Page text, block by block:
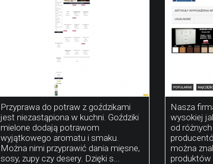
Przyprawa do potraw z goździkami
jest niezastąpiona w kuchni. Goździki
mielone dodają potrawom
wyjątkowego aromatu i smaku.
Można nimi przyprawić dania mięsne,
sosy, zupy czy desery. Dzięki s...
Nasza
wysokiej
od
można
produktów